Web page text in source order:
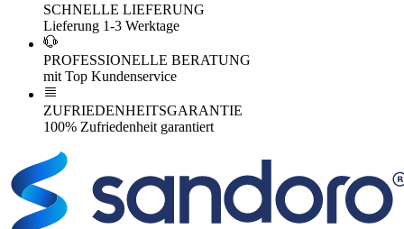
SCHNELLE LIEFERUNG
Lieferung 1-3 Werktage
PROFESSIONELLE BERATUNG
mit Top Kundenservice
ZUFRIEDENHEITSGARANTIE
100% Zufriedenheit garantiert